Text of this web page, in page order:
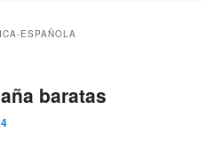
ESPAÑOLA
baratas